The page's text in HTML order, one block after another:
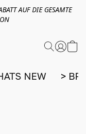
AUF DIE GESAMTE
NEW >